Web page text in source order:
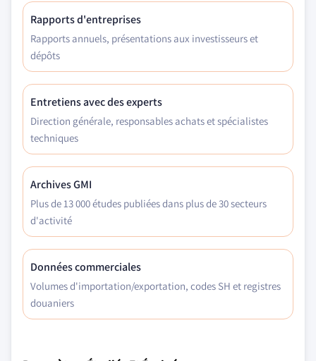
Rapports d'entreprises
Rapports annuels, présentations aux investisseurs et
dépôts
Entretiens avec des experts
Direction générale, responsables achats et spécialistes
techniques
Archives GMI
Plus de 13 000 études publiées dans plus de 30 secteurs
d'activité
Données commerciales
Volumes d'importation/exportation, codes SH et registres
douaniers